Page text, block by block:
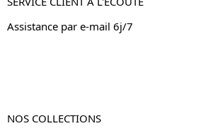
Assistance par e-mail 6j/7
NOS COLLECTIONS